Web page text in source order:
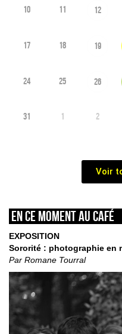
10 11 12
17 18 19
24 25 26
31 1 2
Voir
En ce moment au café
EXPOSITION
Sororité : photographie en
Par Romane Tourral